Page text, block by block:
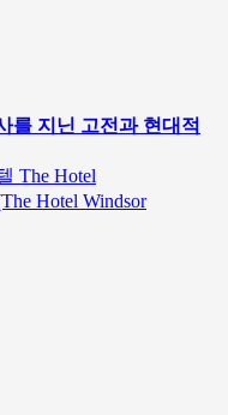
를 지닌 고전과 현대적
The Hotel
Hotel Windsor